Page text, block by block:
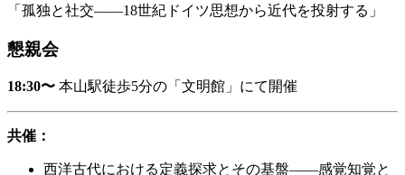
「孤独と社交——18世紀ドイツ思想から近代を投射する」
懇親会
18:30〜 本山駅徒歩5分の「文明館」にて開催
共催：
西洋古代における定義探求とその基盤——感覚知覚と